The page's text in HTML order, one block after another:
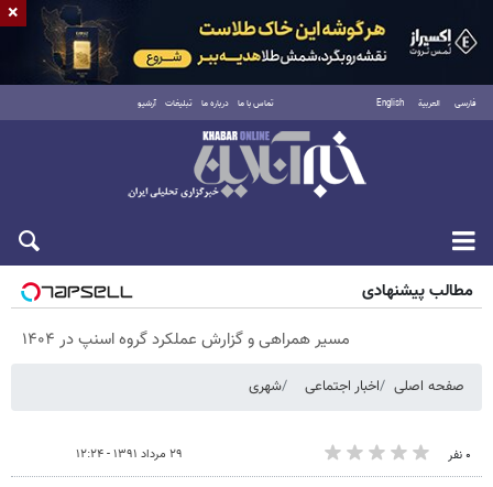
فارسی العربية English تماس با ما درباره ما تبلیغات آرشیو
پنجشنبه ۱۵ مرداد ۱۴۰۵
مطالب پیشنهادی
مسیر همراهی و گزارش عملکرد گروه اسنپ در ۱۴۰۴
صفحه اصلی اخبار اجتماعی شهری
۰ نفر ۲۹ مرداد ۱۳۹۱ - ۱۲:۲۴
×